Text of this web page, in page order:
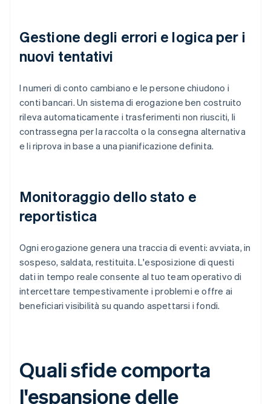
Gestione degli errori e logica per i
nuovi tentativi
I numeri di conto cambiano e le persone chiudono i
conti bancari. Un sistema di erogazione ben costruito
rileva automaticamente i trasferimenti non riusciti, li
contrassegna per la raccolta o la consegna alternativa
e li riprova in base a una pianificazione definita.
Monitoraggio dello stato e
reportistica
Ogni erogazione genera una traccia di eventi: avviata, in
sospeso, saldata, restituita. L'esposizione di questi
dati in tempo reale consente al tuo team operativo di
intercettare tempestivamente i problemi e offre ai
beneficiari visibilità su quando aspettarsi i fondi.
Quali sfide comporta
l'espansione delle